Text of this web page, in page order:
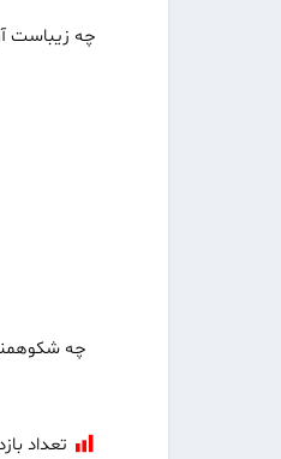
چه زیباست
که
در
و
چه
که بی
تعداد